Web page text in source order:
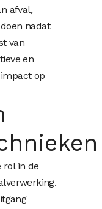
afval,
nadat
van
en
op
rol in de